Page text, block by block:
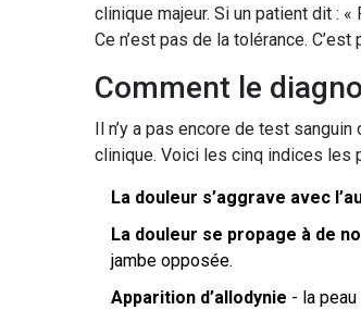
clinique majeur. Si un patient dit :
Ce n’est pas de la tolérance.
Comment le
Il n’y a pas encore de test
clinique. Voici les cinq indices les
La douleur s’aggrave avec
La douleur se propage à de
jambe opposée.
Apparition d’allodynie - la